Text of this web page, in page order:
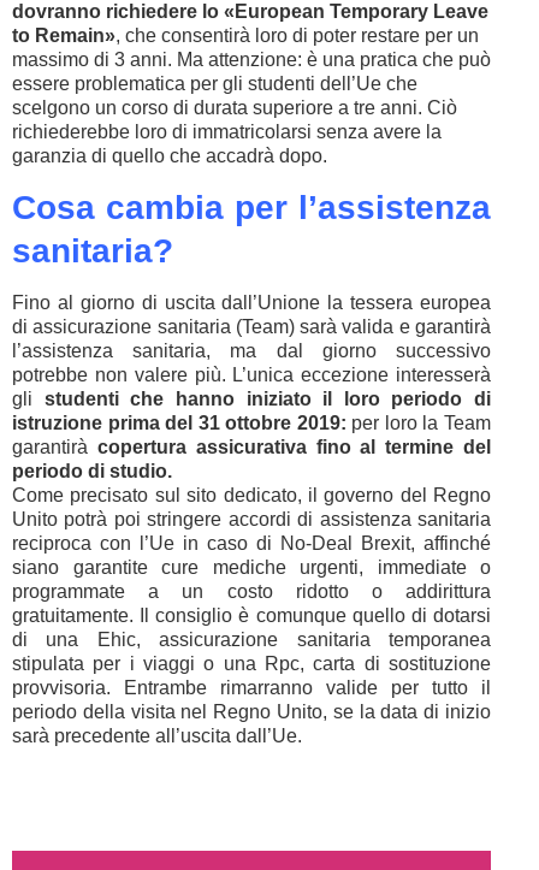
dovranno richiedere lo «European Temporary Leave
to Remain», che consentirà loro di poter restare per un
massimo di 3 anni. Ma attenzione: è una pratica che può
essere problematica per gli studenti dell’Ue che
scelgono un corso di durata superiore a tre anni. Ciò
richiederebbe loro di immatricolarsi senza avere la
garanzia di quello che accadrà dopo.
Cosa cambia per l’assistenza
sanitaria?
Fino al giorno di uscita dall’Unione la tessera europea
di assicurazione sanitaria (Team) sarà valida e garantirà
l’assistenza sanitaria, ma dal giorno successivo
potrebbe non valere più. L’unica eccezione interesserà
gli studenti che hanno iniziato il loro periodo di
istruzione prima del 31 ottobre 2019: per loro la Team
garantirà copertura assicurativa fino al termine del
periodo di studio.
Come precisato sul sito dedicato, il governo del Regno
Unito potrà poi stringere accordi di assistenza sanitaria
reciproca con l’Ue in caso di No-Deal Brexit, affinché
siano garantite cure mediche urgenti, immediate o
programmate a un costo ridotto o addirittura
gratuitamente. Il consiglio è comunque quello di dotarsi
di una Ehic, assicurazione sanitaria temporanea
stipulata per i viaggi o una Rpc, carta di sostituzione
provvisoria. Entrambe rimarranno valide per tutto il
periodo della visita nel Regno Unito, se la data di inizio
sarà precedente all’uscita dall’Ue.